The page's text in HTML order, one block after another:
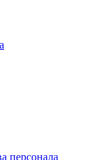
персонала